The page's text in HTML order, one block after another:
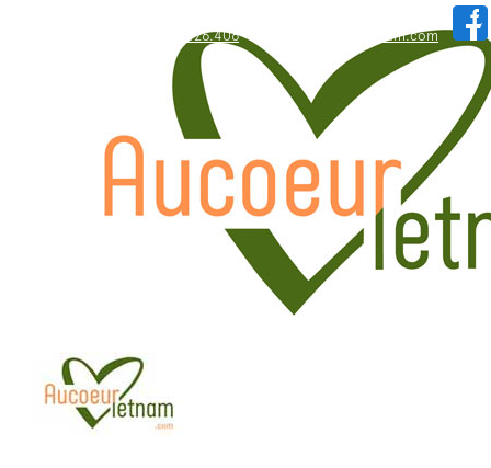
WhatsApp: +84.909.426.406 hallo@aucoeurvietnam.com